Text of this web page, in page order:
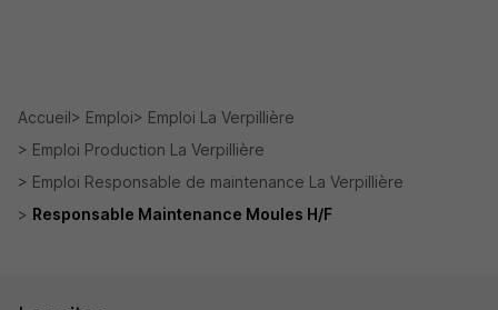
Accueil Emploi
Emploi La Verpillière
Emploi Production La Verpillière
Emploi Responsable de maintenance La Verpillière
Responsable Maintenance Moules H/F